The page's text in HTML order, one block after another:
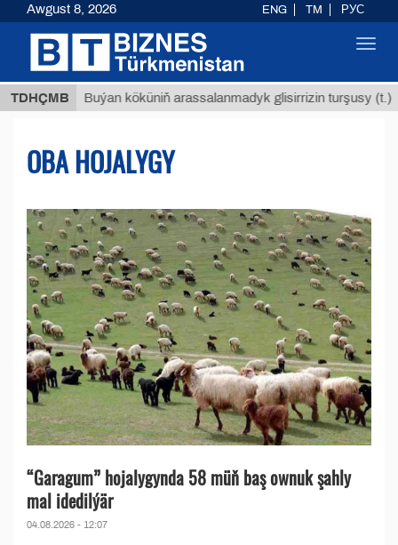
TDHÇMB
Buýan köküniň arassalanmadyk glisirrizin turşusy (t.)
OBA HOJALYGY
“Garagum” hojalygynda 58 müň baş ownuk şahly
mal idedilýär
04.08.2026 - 12:07
Awgust 8, 2026 ENG TM РУС